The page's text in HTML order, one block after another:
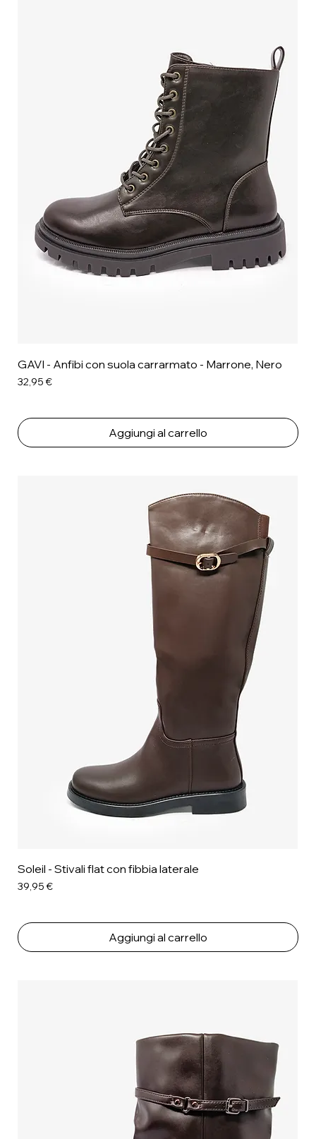
GAVI - Anfibi con suola carrarmato - Marrone, Nero
Prezzo
32,95 €
Aggiungi al carrello
Soleil - Stivali flat con fibbia laterale
Prezzo
39,95 €
Aggiungi al carrello